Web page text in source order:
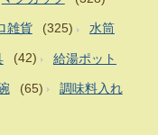
雑貨 (325) 水筒
(42) 給湯ポット
(65) 調味料入れ